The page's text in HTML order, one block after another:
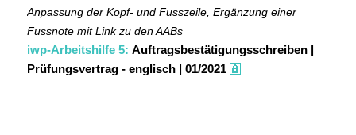
Anpassung der Kopf- und Fusszeile, Ergänzung einer
Fussnote mit Link zu den AABs
iwp-Arbeitshilfe 5: Auftragsbestätigungsschreiben |
Prüfungsvertrag - englisch | 01/2021